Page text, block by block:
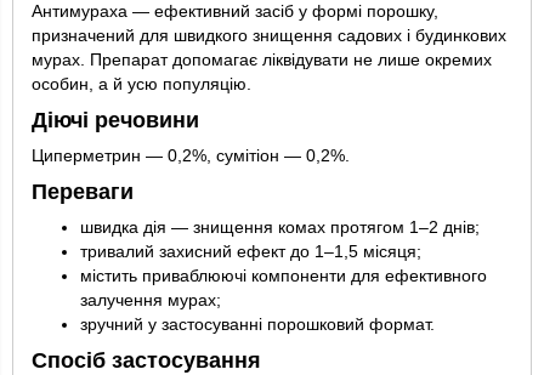
Антимураха — ефективний засіб у формі порошку,
призначений для швидкого знищення садових і будинкових
мурах. Препарат допомагає ліквідувати не лише окремих
особин, а й усю популяцію.
Діючі речовини
Циперметрин — 0,2%, сумітіон — 0,2%.
Переваги
швидка дія — знищення комах протягом 1–2 днів;
тривалий захисний ефект до 1–1,5 місяця;
містить приваблюючі компоненти для ефективного
залучення мурах;
зручний у застосуванні порошковий формат.
Спосіб застосування